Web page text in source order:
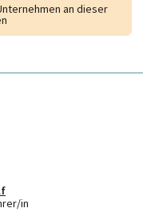
an dieser
in